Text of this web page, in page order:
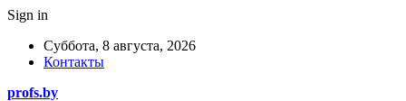
Sign in
Суббота, 8 августа, 2026
Контакты
profs.by